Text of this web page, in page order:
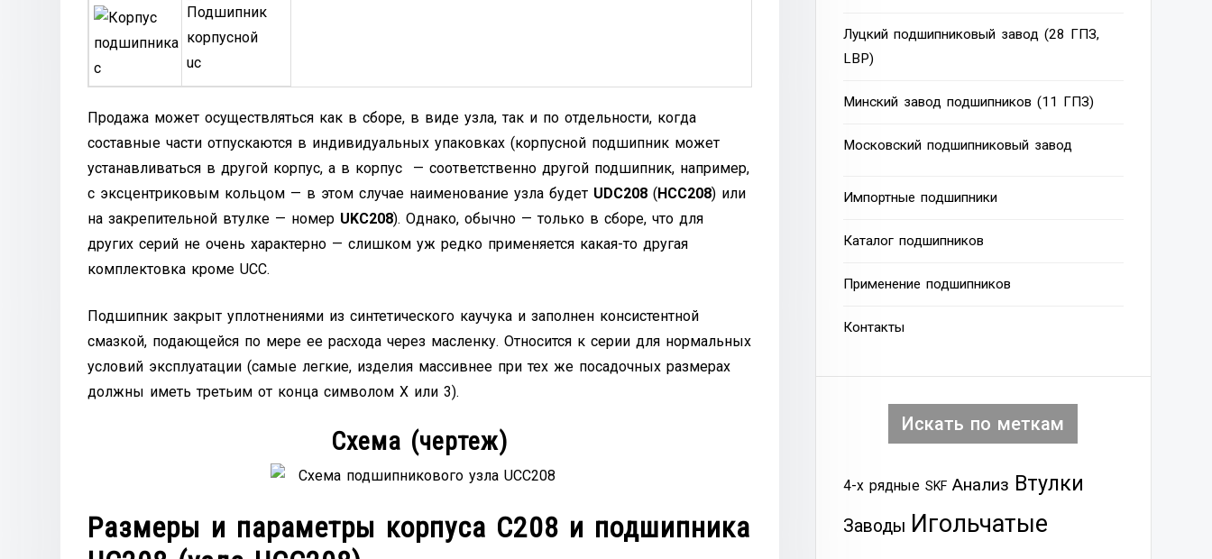
Продажа может осуществляться как в сборе, в виде узла, так и по отдельности, когда
составные части отпускаются в индивидуальных упаковках (корпусной подшипник может
устанавливаться в другой корпус, а в корпус — соответственно другой подшипник, например,
с эксцентриковым кольцом — в этом случае наименование узла будет UDС208 (HCС208) или
на закрепительной втулке — номер UKС208). Однако, обычно — только в сборе, что для
других серий не очень характерно — слишком уж редко применяется какая-то другая
комплектовка кроме UCC.
Подшипник закрыт уплотнениями из синтетического каучука и заполнен консистентной
смазкой, подающейся по мере ее расхода через масленку. Относится к серии для нормальных
условий эксплуатации (самые легкие, изделия массивнее при тех же посадочных размерах
должны иметь третьим от конца символом X или 3).
Схема (чертеж)
Размеры и параметры корпуса C208 и подшипника
Луцкий подшипниковый завод (28 ГПЗ,
LBP)
Минский завод подшипников (11 ГПЗ)
Московский подшипниковый завод
Импортные подшипники
Каталог подшипников
Применение подшипников
Контакты
Искать по меткам
4-х рядные SKF Анализ Втулки
Заводы Игольчатые